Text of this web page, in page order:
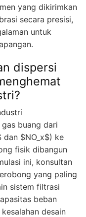
yang dikirimkan
secara presisi,
untuk
dispersi
buang dari
$NO_x$) ke
fisik dibangun
ini, konsultan
yang paling
sistem filtrasi
beban
desain